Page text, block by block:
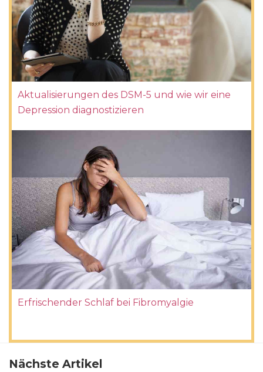
Aktualisierungen des DSM-5 und wie wir eine
Depression diagnostizieren
Erfrischender Schlaf bei Fibromyalgie
Nächste Artikel